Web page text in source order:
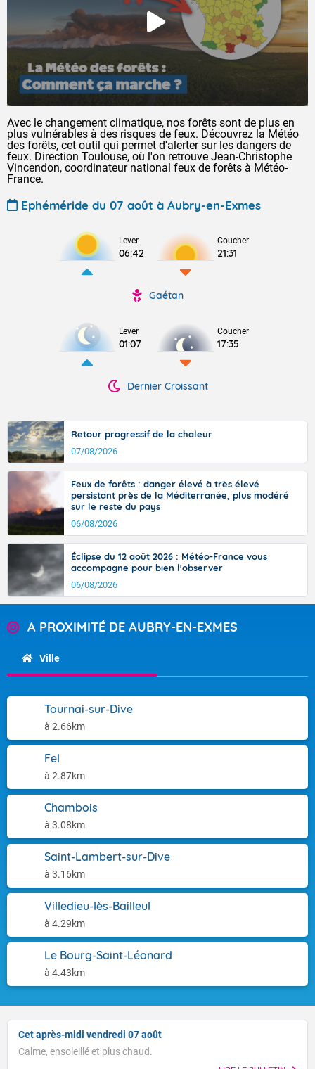
Avec le changement climatique, nos forêts sont de plus en
plus vulnérables à des risques de feux. Découvrez la Météo
des forêts, cet outil qui permet d'alerter sur les dangers de
feux. Direction Toulouse, où l'on retrouve Jean-Christophe
Vincendon, coordinateur national feux de forêts à Météo-
France.
Ephéméride du 07 août à Aubry-en-Exmes
Lever
06:42
Coucher
21:31
Gaétan
Lever
01:07
Coucher
17:35
Dernier Croissant
Retour progressif de la chaleur
07/08/2026
Feux de forêts : danger élevé à très élevé
persistant près de la Méditerranée, plus modéré
sur le reste du pays
06/08/2026
Éclipse du 12 août 2026 : Météo-France vous
accompagne pour bien l'observer
06/08/2026
A PROXIMITÉ DE AUBRY-EN-EXMES
Ville
Tournai-sur-Dive
à 2.66km
Fel
à 2.87km
Chambois
à 3.08km
Saint-Lambert-sur-Dive
à 3.16km
Villedieu-lès-Bailleul
à 4.29km
Le Bourg-Saint-Léonard
à 4.43km
Cet après-midi vendredi 07 août
Calme, ensoleillé et plus chaud.